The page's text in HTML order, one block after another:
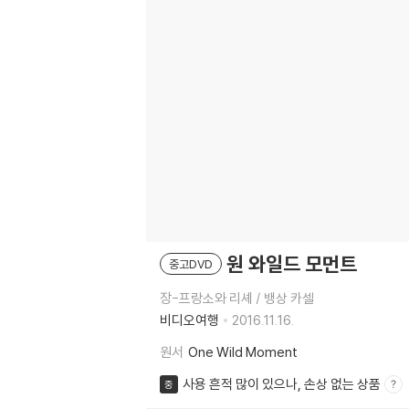
중고DVD 원 와일드 모먼트
장-프랑소와 리셰 / 뱅상 카셀
비디오여행
2016.11.16.
원서 One Wild Moment
중 사용 흔적 많이 있으나, 손상 없는 상품